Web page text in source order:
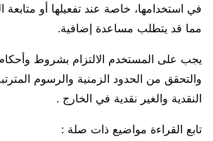
في استخدامها، خاصة عند تفعيلها أو متابعة
مما قد يتطلب مساعدة إضافية.
يجب على المستخدم الالتزام بشروط
والتحقق من الحدود الزمنية والرسوم
النقدية والغير نقدية في الخارج .
تابع القراءة مواضيع ذات صلة :